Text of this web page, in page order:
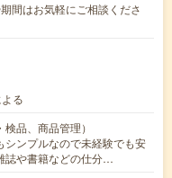
はお気軽にご相談くださ
る
品、商品管理）
シンプルなので未経験でも安
や書籍などの仕分…